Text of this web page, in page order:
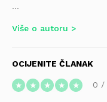
...
Više o autoru
OCIJENITE ČLANAK
★ ★ ★ ★ ★ 0 /